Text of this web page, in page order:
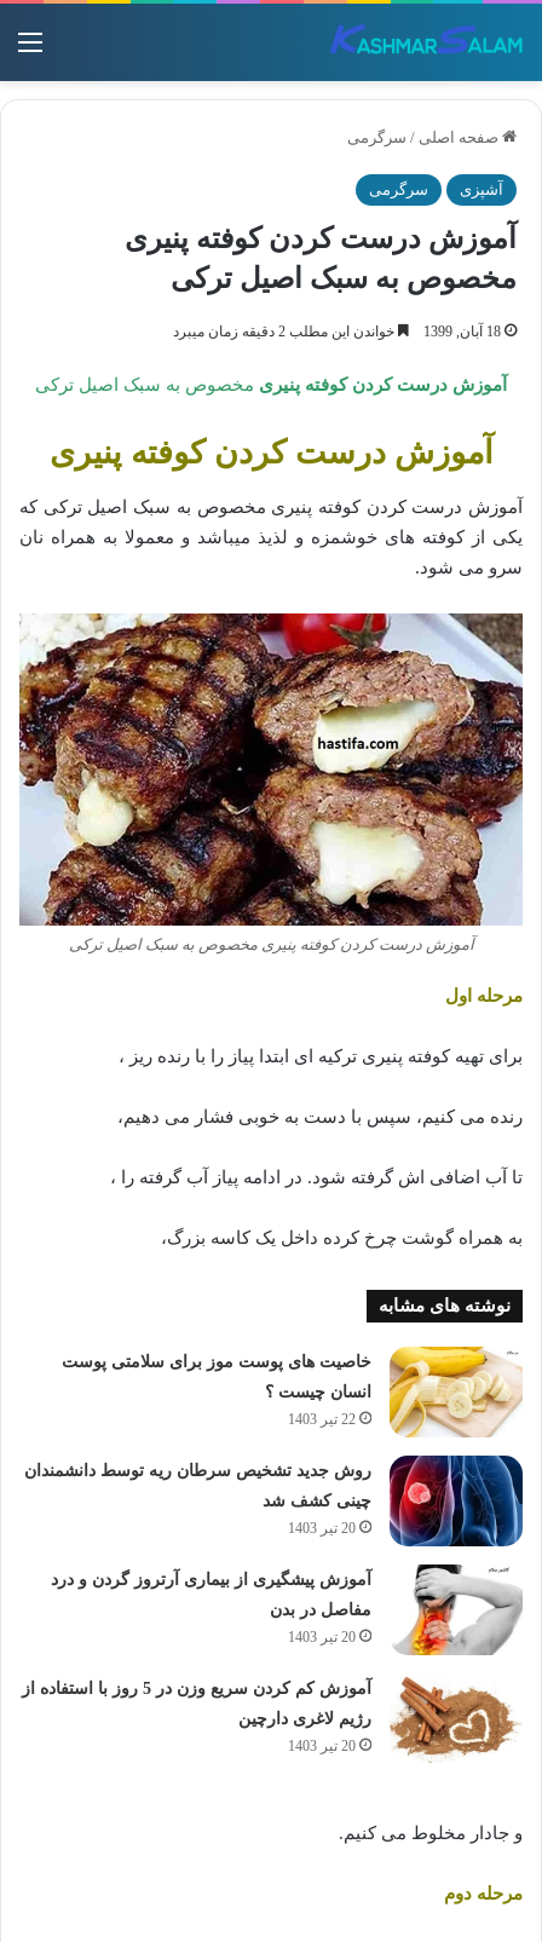
صفحه اصلی / سرگرمی
آشپزی سرگرمی
آموزش درست کردن کوفته پنیری
مخصوص به سبک اصیل ترکی
18 آبان, 1399 خواندن این مطلب 2 دقیقه زمان میبرد
آموزش درست کردن کوفته پنیری مخصوص به سبک اصیل ترکی
آموزش درست کردن کوفته پنیری
آموزش درست کردن کوفته پنیری مخصوص به سبک اصیل ترکی که
یکی از کوفته های خوشمزه و لذیذ میباشد و معمولا به همراه نان
سرو می شود.
آموزش درست کردن کوفته پنیری مخصوص به سبک اصیل ترکی
مرحله اول
برای تهیه کوفته پنیری ترکیه ای ابتدا پیاز را با رنده ریز ،
رنده می کنیم، سپس با دست به خوبی فشار می دهیم،
تا آب اضافی اش گرفته شود. در ادامه پیاز آب گرفته را ،
به همراه گوشت چرخ کرده داخل یک کاسه بزرگ،
نوشته های مشابه
خاصیت های پوست موز برای سلامتی پوست
انسان چیست ؟
22 تیر 1403
روش جدید تشخیص سرطان ریه توسط دانشمندان
چینی کشف شد
20 تیر 1403
آموزش پیشگیری از بیماری آرتروز گردن و درد
مفاصل در بدن
20 تیر 1403
آموزش کم کردن سریع وزن در 5 روز با استفاده از
رژیم لاغری دارچین
20 تیر 1403
و جادار مخلوط می کنیم.
مرحله دوم